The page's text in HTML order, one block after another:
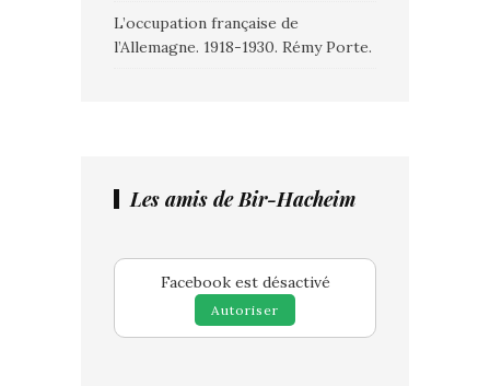
L’occupation française de
l’Allemagne. 1918-1930. Rémy Porte.
Les amis de Bir-Hacheim
Facebook est désactivé
Autoriser